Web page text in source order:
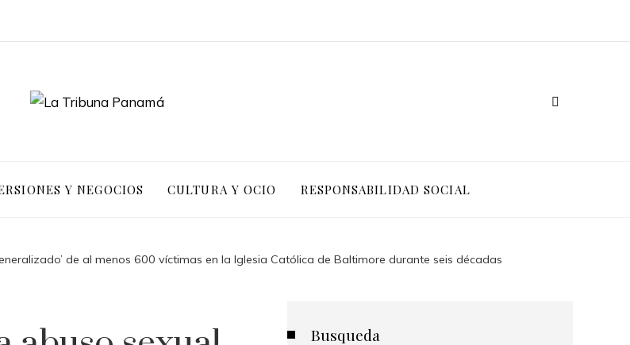
Y NEGOCIOS CULTURA Y OCIO RESPONSABILIDAD SOCIAL
de al menos 600 víctimas en la Iglesia Católica de Baltimore durante seis décadas
Busqueda